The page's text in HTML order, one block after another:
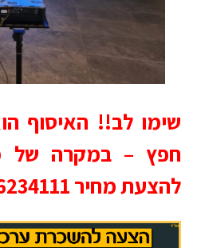
שימו לב!! האיסוף
חפץ – במקרה של
להצעת מחיר 052-6234111